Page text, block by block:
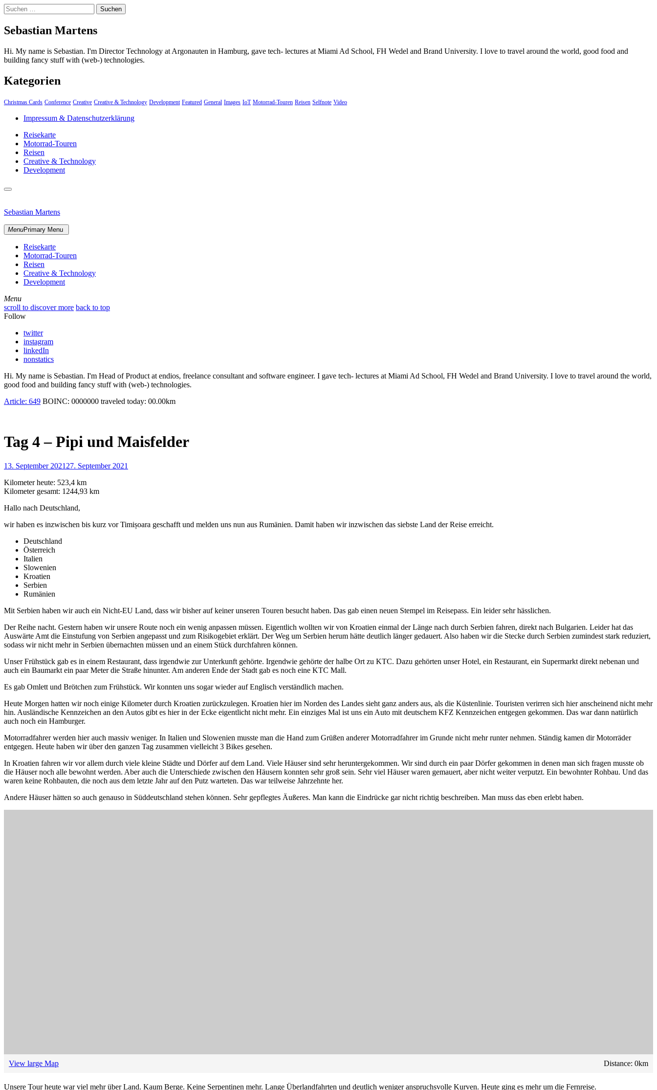
Suchen
nach:
Sebastian Martens
Hi. My name is Sebastian. I'm Director Technology at Argonauten in Hamburg, gave tech- lectures at Miami Ad School, FH Wedel and Brand University. I love to travel around the world, good food and
building fancy stuff with (web-) technologies.
Kategorien
Christmas Cards Conference Creative Creative & Technology Development Featured General Images IoT Motorrad-Touren Reisen Selfnote Video
Impressum & Datenschutzerklärung
Reisekarte
Motorrad-Touren
Reisen
Creative & Technology
Development
close
content
Sebastian Martens
MenuPrimary Menu
Reisekarte
Motorrad-Touren
Reisen
Creative & Technology
Development
Menu
Menu
scroll to discover more back to top
Follow
twitter
instagram
linkedIn
nonstatics
Hi. My name is Sebastian. I'm Head of Product at endios, freelance consultant and software engineer. I gave tech- lectures at Miami Ad School, FH Wedel and Brand University. I love to travel around the world,
good food and building fancy stuff with (web-) technologies.
Article: 649 BOINC: 0000000 traveled today: 00.00km
Tag 4 – Pipi und Maisfelder
13. September 2021 27. September 2021
Kilometer heute: 523,4 km
Kilometer gesamt: 1244,93 km
Hallo nach Deutschland,
wir haben es inzwischen bis kurz vor Timișoara geschafft und melden uns nun aus Rumänien. Damit haben wir inzwischen das siebste Land der Reise erreicht.
Deutschland
Österreich
Italien
Slowenien
Kroatien
Serbien
Rumänien
Mit Serbien haben wir auch ein Nicht-EU Land, dass wir bisher auf keiner unseren Touren besucht haben. Das gab einen neuen Stempel im Reisepass. Ein leider sehr hässlichen.
Der Reihe nacht. Gestern haben wir unsere Route noch ein wenig anpassen müssen. Eigentlich wollten wir von Kroatien einmal der Länge nach durch Serbien fahren, direkt nach Bulgarien. Leider hat das
Auswärte Amt die Einstufung von Serbien angepasst und zum Risikogebiet erklärt. Der Weg um Serbien herum hätte deutlich länger gedauert. Also haben wir die Stecke durch Serbien zumindest stark reduziert,
sodass wir nicht mehr in Serbien übernachten müssen und an einem Stück durchfahren können.
Unser Frühstück gab es in einem Restaurant, dass irgendwie zur Unterkunft gehörte. Irgendwie gehörte der halbe Ort zu KTC. Dazu gehörten unser Hotel, ein Restaurant, ein Supermarkt direkt nebenan und
auch ein Baumarkt ein paar Meter die Straße hinunter. Am anderen Ende der Stadt gab es noch eine KTC Mall.
Es gab Omlett und Brötchen zum Frühstück. Wir konnten uns sogar wieder auf Englisch verständlich machen.
Heute Morgen hatten wir noch einige Kilometer durch Kroatien zurückzulegen. Kroatien hier im Norden des Landes sieht ganz anders aus, als die Küstenlinie. Touristen verirren sich hier anscheinend nicht mehr
hin. Ausländische Kennzeichen an den Autos gibt es hier in der Ecke eigentlicht nicht mehr. Ein einziges Mal ist uns ein Auto mit deutschem KFZ Kennzeichen entgegen gekommen. Das war dann natürlich
auch noch ein Hamburger.
Motorradfahrer werden hier auch massiv weniger. In Italien und Slowenien musste man die Hand zum Grüßen anderer Motorradfahrer im Grunde nicht mehr runter nehmen. Ständig kamen dir Motorräder
entgegen. Heute haben wir über den ganzen Tag zusammen vielleicht 3 Bikes gesehen.
In Kroatien fahren wir vor allem durch viele kleine Städte und Dörfer auf dem Land. Viele Häuser sind sehr heruntergekommen. Wir sind durch ein paar Dörfer gekommen in denen man sich fragen musste ob
die Häuser noch alle bewohnt werden. Aber auch die Unterschiede zwischen den Häusern konnten sehr groß sein. Sehr viel Häuser waren gemauert, aber nicht weiter verputzt. Ein bewohnter Rohbau. Und das
waren keine Rohbauten, die noch aus dem letzte Jahr auf den Putz warteten. Das war teilweise Jahrzehnte her.
Andere Häuser hätten so auch genauso in Süddeutschland stehen können. Sehr gepflegtes Äußeres. Man kann die Eindrücke gar nicht richtig beschreiben. Man muss das eben erlebt haben.
View large Map Distance: 0km
Unsere Tour heute war viel mehr über Land. Kaum Berge. Keine Serpentinen mehr. Lange Überlandfahrten und deutlich weniger anspruchsvolle Kurven. Heute ging es mehr um die Fernreise.